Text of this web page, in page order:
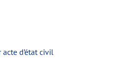
d’état civil